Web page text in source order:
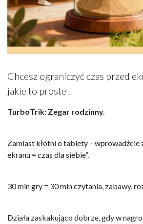
Chcesz ograniczyć czas przed
jakie to proste !
TurboTrik: Zegar rodzinny.
Zamiast kłótni o tablety – wprowadźcie
ekranu = czas dla siebie”.
30 min gry = 30 min czytania, zabawy,
Działa zaskakująco dobrze, gdy w